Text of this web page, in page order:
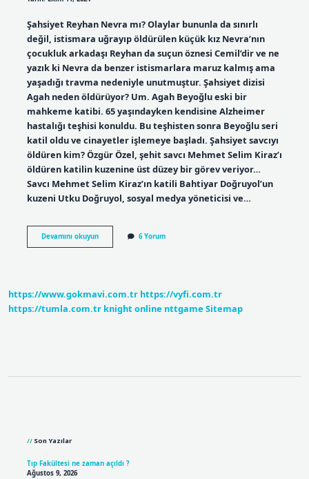
Şahsiyet Reyhan Nevra mı? Olaylar bununla da sınırlı
değil, istismara uğrayıp öldürülen küçük kız Nevra’nın
çocukluk arkadaşı Reyhan da suçun öznesi Cemil’dir ve ne
yazık ki Nevra da benzer istismarlara maruz kalmış ama
yaşadığı travma nedeniyle unutmuştur. Şahsiyet dizisi
Agah neden öldürüyor? Um. Agah Beyoğlu eski bir
mahkeme katibi. 65 yaşındayken kendisine Alzheimer
hastalığı teşhisi konuldu. Bu teşhisten sonra Beyoğlu seri
katil oldu ve cinayetler işlemeye başladı. Şahsiyet savcıyı
öldüren kim? Özgür Özel, şehit savcı Mehmet Selim Kiraz’ı
öldüren katilin kuzenine üst düzey bir görev veriyor…
Savcı Mehmet Selim Kiraz’ın katili Bahtiyar Doğruyol’un
kuzeni Utku Doğruyol, sosyal medya yöneticisi ve…
Devamını okuyunŞahsiyet
Reyhana
6 Yorum
https://www.gokmavi.com.tr https://vyfi.com.tr
https://tumla.com.tr knight online nttgame Sitemap
Son Yazılar
Tıp Fakültesi ne zaman açıldı ?
Ağustos 9, 2026